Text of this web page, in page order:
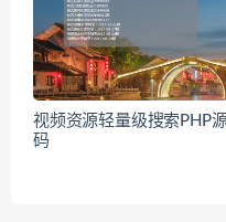
视频资源轻量级搜索PHP
码